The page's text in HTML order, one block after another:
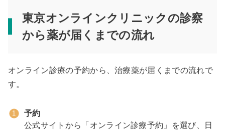
東京オンラインクリニックの診察
から薬が届くまでの流れ
オンライン診療の予約から、治療薬が届くまでの流れで
す。
予約
公式サイトから「オンライン診療予約」を選び、日